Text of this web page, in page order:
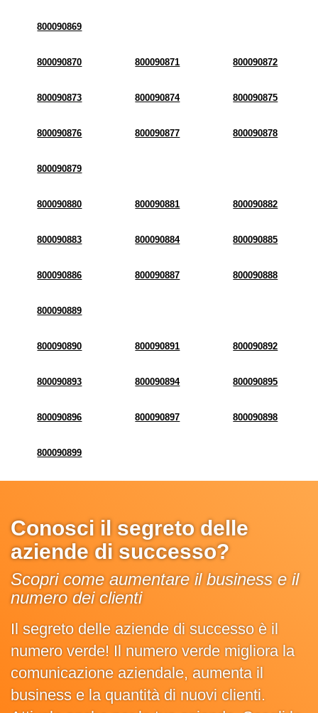
800090869
800090870 800090871 800090872
800090873 800090874 800090875
800090876 800090877 800090878
800090879
800090880 800090881 800090882
800090883 800090884 800090885
800090886 800090887 800090888
800090889
800090890 800090891 800090892
800090893 800090894 800090895
800090896 800090897 800090898
800090899
Conosci il segreto delle
aziende di successo?
Scopri come aumentare il business e il
numero dei clienti
Il segreto delle aziende di successo è il
numero verde! Il numero verde migliora la
comunicazione aziendale, aumenta il
business e la quantità di nuovi clienti.